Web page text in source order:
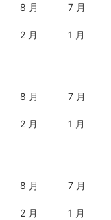
8 月 7 月
2 月 1 月
8 月 7 月
2 月 1 月
8 月 7 月
2 月 1 月